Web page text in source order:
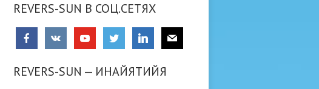
REVERS-SUN В СОЦ.СЕТЯХ
REVERS-SUN — ИНАЙЯТИЙЯ